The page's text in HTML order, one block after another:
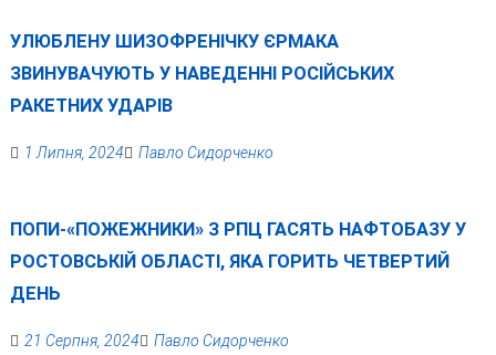
УЛЮБЛЕНУ ШИЗОФРЕНІЧКУ ЄРМАКА
ЗВИНУВАЧУЮТЬ У НАВЕДЕННІ РОСІЙСЬКИХ
РАКЕТНИХ УДАРІВ
1 Липня, 2024 Павло Сидорченко
ПОПИ-«ПОЖЕЖНИКИ» З РПЦ ГАСЯТЬ НАФТОБАЗУ У
РОСТОВСЬКІЙ ОБЛАСТІ, ЯКА ГОРИТЬ ЧЕТВЕРТИЙ
ДЕНЬ
21 Серпня, 2024 Павло Сидорченко